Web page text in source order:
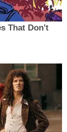
That Don't